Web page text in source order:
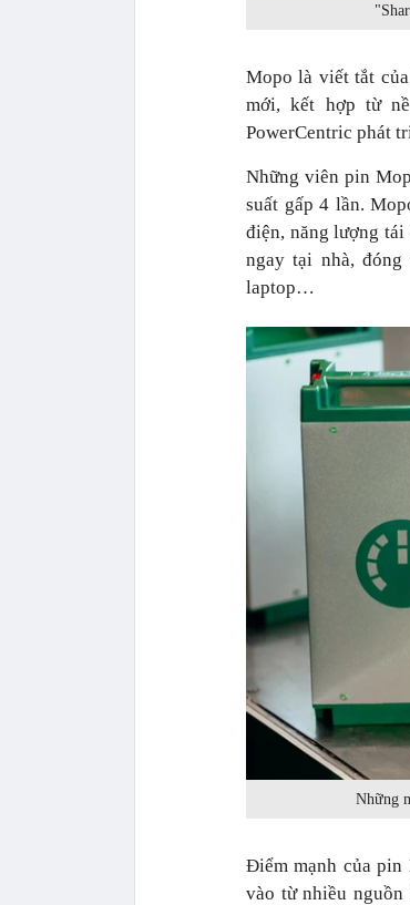
Mopo là viết tắt
mới, kết hợp từ
PowerCentric phát
Những viên pin
suất gấp 4 lần.
điện, năng lượng
ngay tại nhà,
laptop…
Những
Điểm mạnh của pin
vào từ nhiều